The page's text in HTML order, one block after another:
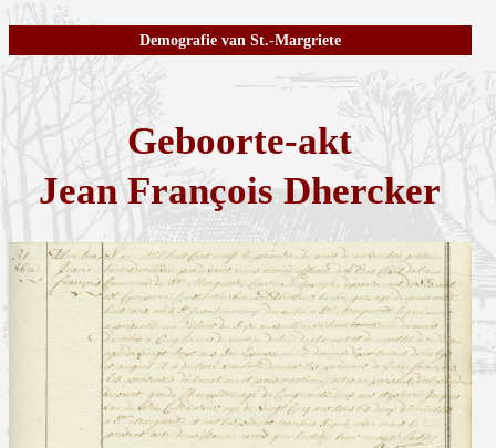
Demografie van St.-Margriete
Geboorte-akt
Jean François Dhercker